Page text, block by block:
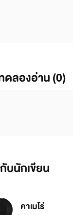
ลองอ่าน (0)
บนักเขียน
คาเมโร่